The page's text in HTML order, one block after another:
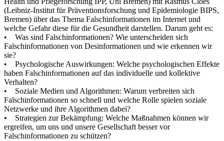
(Leibniz-Institut für Präventionsforschung und Epidemiologie BIPS,
Bremen) über das Thema Falschinformationen im Internet und
welche Gefahr diese für die Gesundheit darstellen. Darum geht es:
• Was sind Falschinformationen? Wie unterscheiden sich
Falschinformationen von Desinformationen und wie erkennen wir
sie?
• Psychologische Auswirkungen: Welche psychologischen Effekte
haben Falschinformationen auf das individuelle und kollektive
Verhalten?
• Soziale Medien und Algorithmen: Warum verbreiten sich
Falschinformationen so schnell und welche Rolle spielen soziale
Netzwerke und ihre Algorithmen dabei?
• Strategien zur Bekämpfung: Welche Maßnahmen können wir
ergreifen, um uns und unsere Gesellschaft besser vor
Falschinformationen zu schützen?